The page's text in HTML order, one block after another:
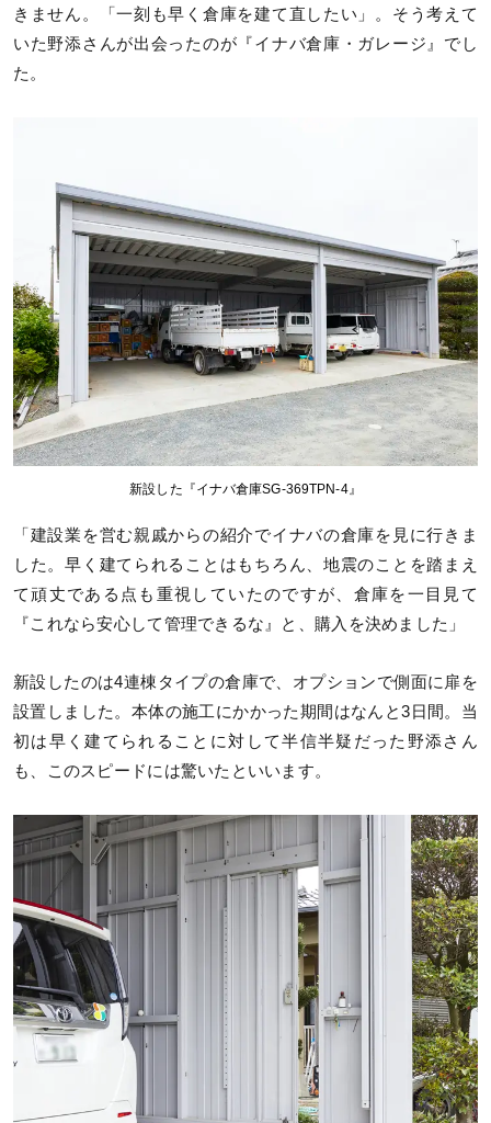
きません。「一刻も早く倉庫を建て直したい」。そう考えて
いた野添さんが出会ったのが『イナバ倉庫・ガレージ』でし
た。
新設した『イナバ倉庫SG-369TPN-4』
「建設業を営む親戚からの紹介でイナバの倉庫を見に行きま
した。早く建てられることはもちろん、地震のことを踏まえ
て頑丈である点も重視していたのですが、倉庫を一目見て
『これなら安心して管理できるな』と、購入を決めました」
新設したのは4連棟タイプの倉庫で、オプションで側面に扉を
設置しました。本体の施工にかかった期間はなんと3日間。当
初は早く建てられることに対して半信半疑だった野添さん
も、このスピードには驚いたといいます。